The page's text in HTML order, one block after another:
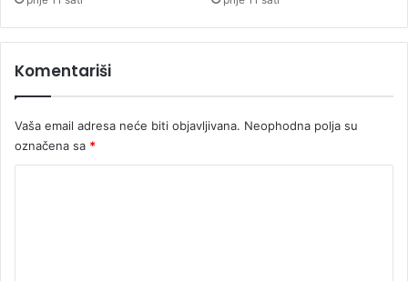
Komentariši
Vaša email adresa neće biti objavljivana. Neophodna polja su
označena sa *